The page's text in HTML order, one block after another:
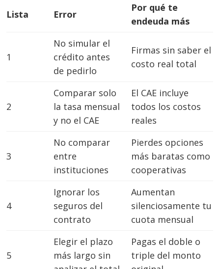
Lista Error
Por qué te
endeuda más
1
No simular el
crédito antes
de pedirlo
Firmas sin saber el
costo real total
2
Comparar solo
la tasa mensual
y no el CAE
El CAE incluye
todos los costos
reales
3
No comparar
entre
instituciones
Pierdes opciones
más baratas como
cooperativas
4
Ignorar los
seguros del
contrato
Aumentan
silenciosamente tu
cuota mensual
5
Elegir el plazo
más largo sin
Pagas el doble o
triple del monto